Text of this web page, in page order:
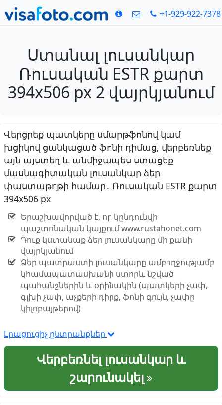
+1-929-922-7378
Ստանալ լուսանկար
Ռուսական ESTR քարտ
394x506 px 2 վայրկյանում
Վերցրեք պատկերը սմարթֆոնով կամ
խցիկով ցանկացած ֆոնի դիմաց, վերբեռնեք
այն այստեղ և անմիջապես ստացեք
մասնագիտական լուսանկար ձեր
փաստաթղթի համար․ Ռուսական ESTR քարտ
394x506 px
Երաշխավորված է, որ կընդունվի
պաշտոնական կայքում www.rustahonet.com
Դուք կստանաք ձեր լուսանկարը մի քանի
վայրկյանում
Ձեր պատրաստի լուսանկարը ամբողջությամբ
կհամապատասխանի ստորև նշված
պահանջներին և օրինակին (պատկերի չափ,
գլխի չափ, աչքերի դիրք, ֆոնի գույն, չափը
կիլոբայթերով)
Լրացուցիչ ընտրանքներ
Վերբեռնել լուսանկար և
շարունակել